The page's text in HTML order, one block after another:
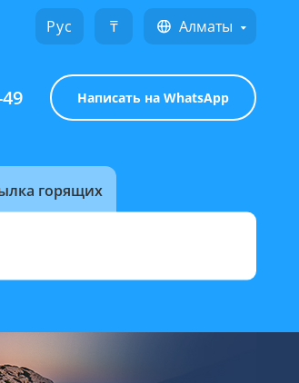
Русский ₸ Алматы
Написать на WhatsApp
горящих